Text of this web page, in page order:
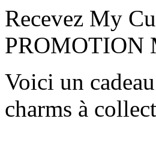
Recevez My
PROMOTION
Voici un
charms à